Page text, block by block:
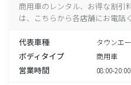
商用車のレンタル、お得な割引
は、こちらから各店舗にお電話
代表車種 タウンエ
ボディタイプ 商用車
営業時間 08:00-20:00